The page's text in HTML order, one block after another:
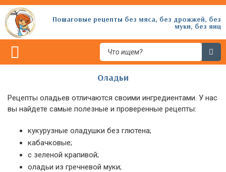
Пошаговые рецепты без мяса, без дрожжей, без
муки, без яиц
Оладьи
Рецепты оладьев отличаются своими ингредиентами. У нас
вы найдете самые полезные и проверенные рецепты:
кукурузные оладушки без глютена;
кабачковые;
с зеленой крапивой;
оладьи из гречневой муки;